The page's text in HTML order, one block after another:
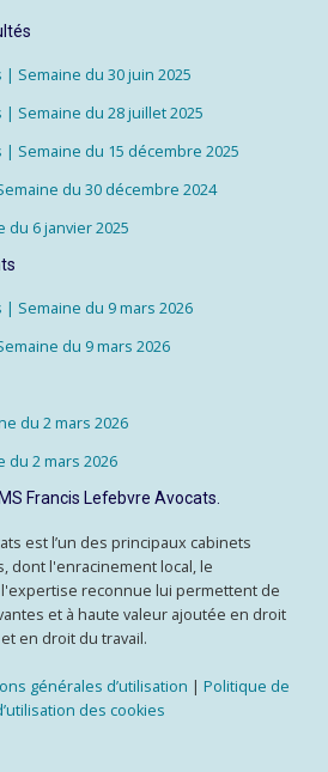
Semaine du 30 juin 2025
Semaine du 28 juillet 2025
Semaine du 15 décembre 2025
du 30 décembre 2024
6 janvier 2025
Semaine du 9 mars 2026
du 9 mars 2026
du 2 mars 2026
du 2 mars 2026
Francis Lefebvre Avocats.
est l’un des principaux cabinets
dont l'enracinement local, le
reconnue lui permettent de
et à haute valeur ajoutée en droit
en droit du travail.
générales d’utilisation | Politique de
des cookies